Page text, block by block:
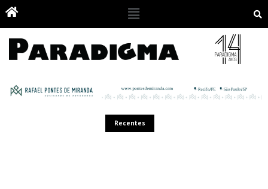
Recentes